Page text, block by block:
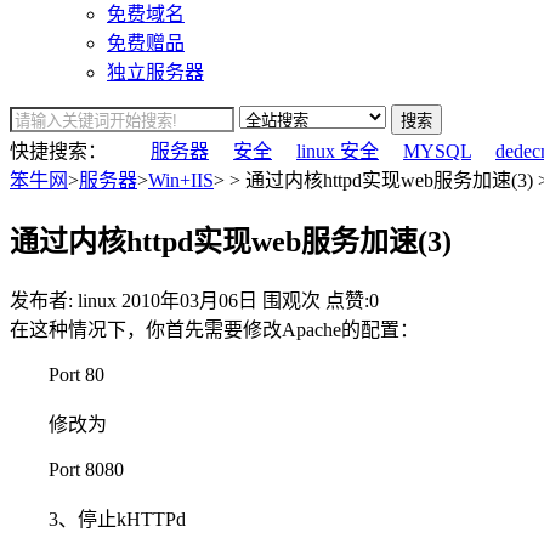
免费域名
免费赠品
独立服务器
搜索
快捷搜索： 服务器 安全 linux 安全 MYSQL
笨牛网>服务器>Win+IIS> > 通过内核httpd实现web服务加速(3)
通过内核httpd实现web服务加速(3)
发布者: linux 2010年03月06日 围观次 点赞:0
在这种情况下，你首先需要修改Apache的配置：
Port 80
修改为
Port 8080
3、停止kHTTPd